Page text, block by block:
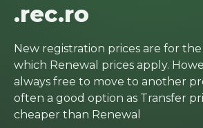
.rec.ro
New registration prices are for
which Renewal prices apply.
always free to move to another
often a good option as Transfer
cheaper than Renewal